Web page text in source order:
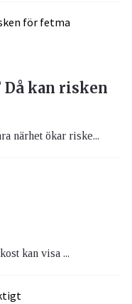
kan risken
närhet ökar riske...
kan visa ...